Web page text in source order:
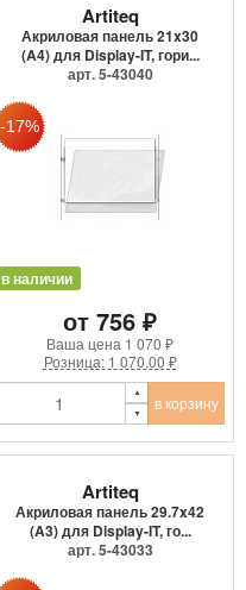
Artiteq
Акриловая панель 21x30
(A4) для Display-IT, гори...
арт. 5-43040
в наличии
от 756 ₽
Ваша цена 1 070 ₽
Розница: 1 070.00 ₽
в корзину
Artiteq
Акриловая панель 29.7x42
(A3) для Display-IT, го...
арт. 5-43033